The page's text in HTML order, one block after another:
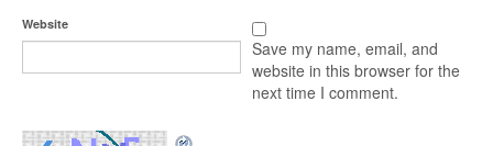
Website
Save my name, email, and
website in this browser for the
next time I comment.